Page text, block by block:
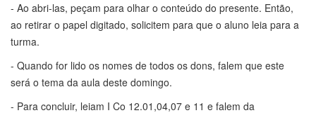
- Ao abri-las, peçam para olhar o conteúdo do presente. Então,
ao retirar o papel digitado, solicitem para que o aluno leia para a
turma.
- Quando for lido os nomes de todos os dons, falem que este
será o tema da aula deste domingo.
- Para concluir, leiam I Co 12.01,04,07 e 11 e falem da